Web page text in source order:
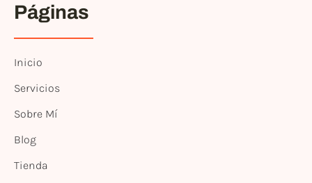
Páginas
Inicio
Servicios
Sobre Mí
Blog
Tienda